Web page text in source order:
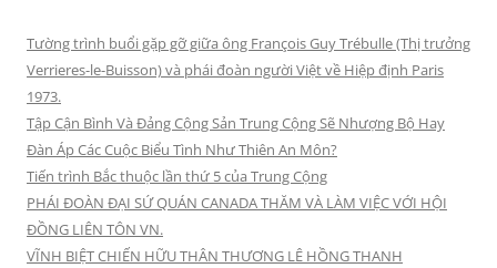
Tường trình buổi gặp gỡ giữa ông François Guy Trébulle (Thị trưởng
Verrieres-le-Buisson) và phái đoàn người Việt về Hiệp định Paris
1973.
Tập Cận Bình Và Đảng Cộng Sản Trung Cộng Sẽ Nhượng Bộ Hay
Đàn Áp Các Cuộc Biểu Tình Như Thiên An Môn?
Tiến trình Bắc thuộc lần thứ 5 của Trung Cộng
PHÁI ĐOÀN ĐẠI SỨ QUÁN CANADA THĂM VÀ LÀM VIỆC VỚI HỘI
ĐỒNG LIÊN TÔN VN.
VĨNH BIỆT CHIẾN HỮU THÂN THƯƠNG LÊ HỒNG THANH